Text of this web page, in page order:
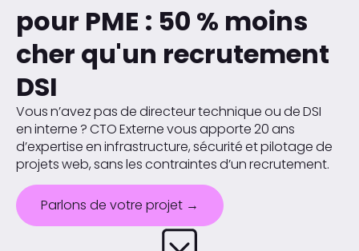
pour PME : 50 % moins
cher qu'un recrutement
DSI
Vous n’avez pas de directeur technique ou de DSI
en interne ? CTO Externe vous apporte 20 ans
d’expertise en infrastructure, sécurité et pilotage de
projets web, sans les contraintes d’un recrutement.
Parlons de votre projet →